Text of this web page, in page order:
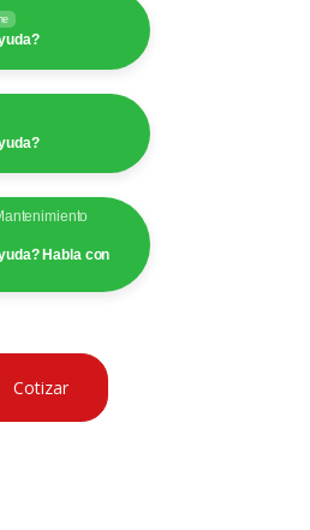
Habla con
Cotizar